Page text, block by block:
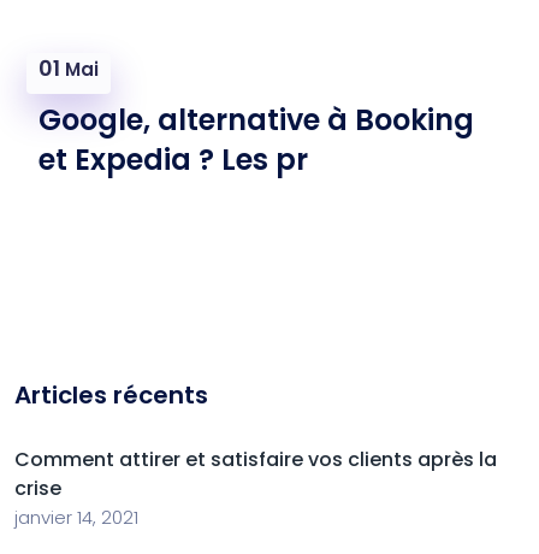
01 Mai
Google, alternative à Booking
et Expedia ? Les pr
Articles récents
Comment attirer et satisfaire vos clients après la
crise
janvier 14, 2021